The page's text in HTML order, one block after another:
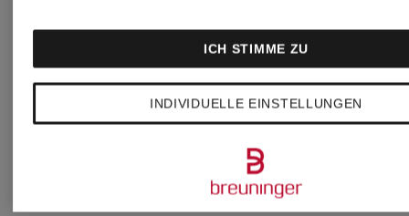
Chelsea
Boots
KAISER
Stiefel
SOREL
INDIVIDUELLE EINSTELLUNGEN
ICH STIMME ZU